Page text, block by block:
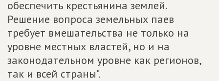
обеспечить крестьянина землей.
Решение вопроса земельных паев
требует вмешательства не только на
уровне местных властей, но и на
законодательном уровне как регионов,
так и всей страны".